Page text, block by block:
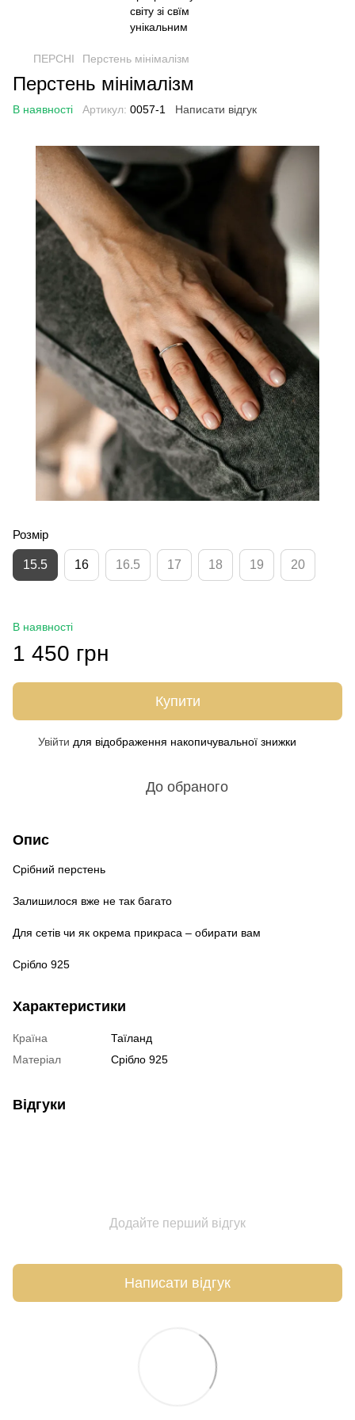
ПЕРСНІ Перстень мінімалізм
Перстень мінімалізм
В наявності Артикул: 0057-1 Написати відгук
Розмір
15.5 16 16.5 17 18 19 20
В наявності
1 450 грн
Купити
Увійти для відображення накопичувальної знижки
До обраного
Опис
Срібний перстень
Залишилося вже не так багато
Для сетів чи як окрема прикраса – обирати вам
Срібло 925
Характеристики
Країна
Таїланд
Матеріал
Срібло 925
Відгуки
Додайте перший відгук
Написати відгук